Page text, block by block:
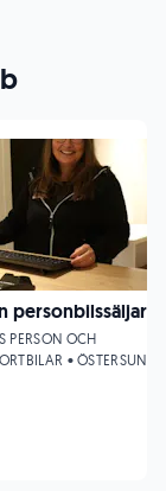
personbilssäljare
PERSON OCH
• ÖSTERSUND